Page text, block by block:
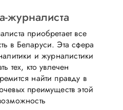
журналиста
приобретает все
в Беларуси. Эта сфера
и журналистики
тех, кто увлечен
найти правду в
преимуществ этой